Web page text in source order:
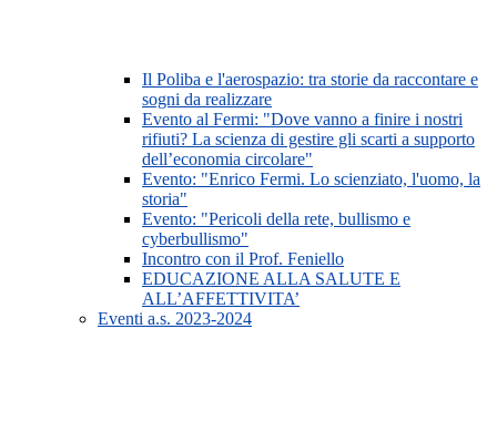
Il Poliba e l'aerospazio: tra storie da raccontare e
sogni da realizzare
Evento al Fermi: "Dove vanno a finire i nostri
rifiuti? La scienza di gestire gli scarti a supporto
dell’economia circolare"
Evento: "Enrico Fermi. Lo scienziato, l'uomo, la
storia"
Evento: "Pericoli della rete, bullismo e
cyberbullismo"
Incontro con il Prof. Feniello
EDUCAZIONE ALLA SALUTE E
ALL’AFFETTIVITA’
Eventi a.s. 2023-2024